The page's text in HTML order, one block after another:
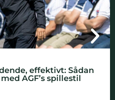
effektivt: Sådan
AGF’s spillestil